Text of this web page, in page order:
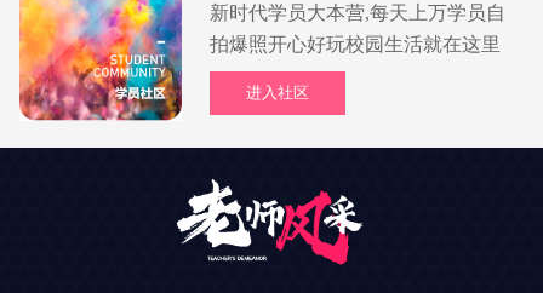
新时代学员大本营,每天上万学员自
拍爆照开心好玩校园生活就在这里
进入社区